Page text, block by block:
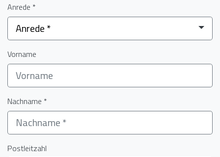
Anrede *
Anrede *
Vorname
Nachname *
Postleitzahl